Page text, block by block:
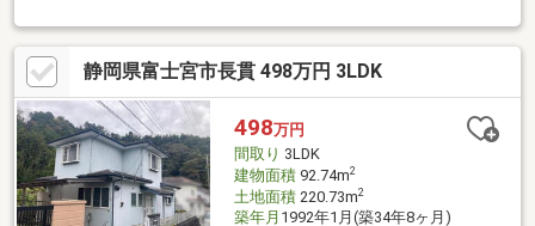
方が可能です。---周辺環境---■スーパーまで徒歩10分/763ｍ■富士
川第二小学校まで徒歩14分/1000ｍ◇◇買替の方、自己資金の少
ない方、勤続年数短い方、自営業の方住宅ローンにご不安のある
方、お気軽にご相談ください◇◇「お家探し」「ご売却」は 地域
密着型不動産 株式会社ハウシード売買部におまかせ下さい！
静岡県富士宮市長貫 498万円 3LDK
498万円
間取り 3LDK
建物面積92.74m2
土地面積220.73m2
築年月 1992年1月(築34年8ヶ月)